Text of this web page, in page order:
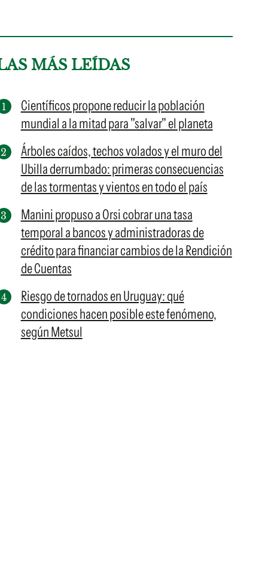
MÁS LEÍDAS
Científicos propone reducir la población
mundial a la mitad para "salvar" el planeta
Árboles caídos, techos volados y el muro del
Ubilla derrumbado: primeras consecuencias
de las tormentas y vientos en todo el país
Manini propuso a Orsi cobrar una tasa
temporal a bancos y administradoras de
crédito para financiar cambios de la Rendición
de Cuentas
Riesgo de tornados en Uruguay: qué
condiciones hacen posible este fenómeno,
según Metsul